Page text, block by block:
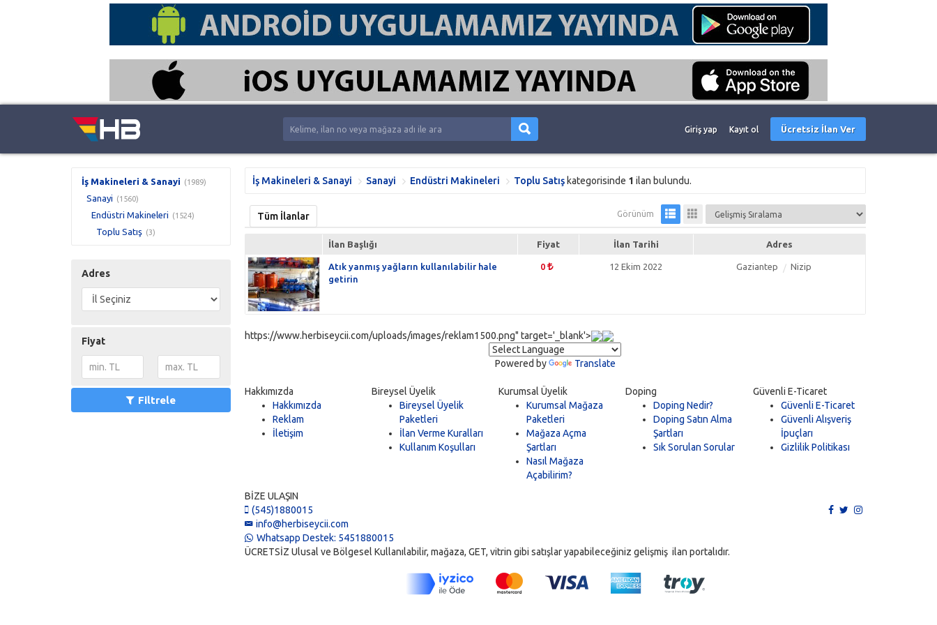
Giriş yap Kayıt ol Ücretsiz İlan Ver
İş Makineleri & Sanayi (1989)
Sanayi (1560)
Endüstri Makineleri (1524)
Toplu Satış (3)
Adres
Fiyat
Filtrele
İş Makineleri & Sanayi Sanayi Endüstri Makineleri Toplu Satış kategorisinde 1 ilan bulundu.
Tüm İlanlar Görünüm
İlan Başlığı Fiyat İlan Tarihi Adres
Atık yanmış yağların kullanılabilir hale
getirin
0 12 Ekim 2022 Gaziantep Nizip
https://www.herbiseycii.com/uploads/images/reklam1500.png" target='_blank'>
Powered by Translate
Hakkımızda
Hakkımızda
Reklam
İletişim
Bireysel Üyelik
Bireysel Üyelik
Paketleri
İlan Verme Kuralları
Kullanım Koşulları
Kurumsal Üyelik
Kurumsal Mağaza
Paketleri
Mağaza Açma
Şartları
Nasıl Mağaza
Açabilirim?
Doping
Doping Nedir?
Doping Satın Alma
Şartları
Sık Sorulan Sorular
Güvenli E-Ticaret
Güvenli E-Ticaret
Güvenli Alışveriş
İpuçları
Gizlilik Politikası
BİZE ULAŞIN
(545)1880015
info@herbiseycii.com
Whatsapp Destek: 5451880015
ÜCRETSİZ Ulusal ve Bölgesel Kullanılabilir, mağaza, GET, vitrin gibi satışlar yapabileceğiniz gelişmiş ilan portalıdır.